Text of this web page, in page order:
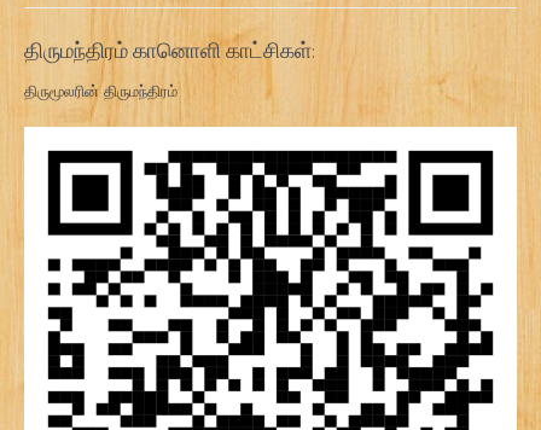
திருமந்திரம் கானொளி காட்சிகள்:
திருமூலரின் திருமந்திரம்